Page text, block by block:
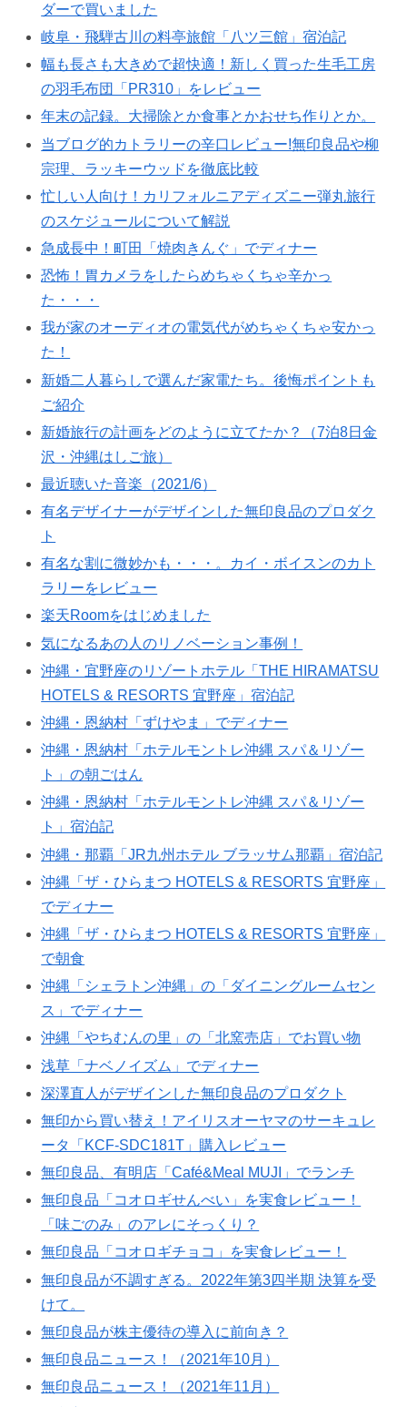
ダーで買いました
岐阜・飛騨古川の料亭旅館「八ツ三館」宿泊記
幅も長さも大きめで超快適！新しく買った生毛工房
の羽毛布団「PR310」をレビュー
年末の記録。大掃除とか食事とかおせち作りとか。
当ブログ的カトラリーの辛口レビュー!無印良品や柳
宗理、ラッキーウッドを徹底比較
忙しい人向け！カリフォルニアディズニー弾丸旅行
のスケジュールについて解説
急成長中！町田「焼肉きんぐ」でディナー
恐怖！胃カメラをしたらめちゃくちゃ辛かっ
た・・・
我が家のオーディオの電気代がめちゃくちゃ安かっ
た！
新婚二人暮らしで選んだ家電たち。後悔ポイントも
ご紹介
新婚旅行の計画をどのように立てたか？（7泊8日金
沢・沖縄はしご旅）
最近聴いた音楽（2021/6）
有名デザイナーがデザインした無印良品のプロダク
ト
有名な割に微妙かも・・・。カイ・ボイスンのカト
ラリーをレビュー
楽天Roomをはじめました
気になるあの人のリノベーション事例！
沖縄・宜野座のリゾートホテル「THE HIRAMATSU
HOTELS & RESORTS 宜野座」宿泊記
沖縄・恩納村「ずけやま」でディナー
沖縄・恩納村「ホテルモントレ沖縄 スパ＆リゾー
ト」の朝ごはん
沖縄・恩納村「ホテルモントレ沖縄 スパ＆リゾー
ト」宿泊記
沖縄・那覇「JR九州ホテル ブラッサム那覇」宿泊記
沖縄「ザ・ひらまつ HOTELS & RESORTS 宜野座」
でディナー
沖縄「ザ・ひらまつ HOTELS & RESORTS 宜野座」
で朝食
沖縄「シェラトン沖縄」の「ダイニングルームセン
ス」でディナー
沖縄「やちむんの里」の「北窯売店」でお買い物
浅草「ナベノイズム」でディナー
深澤直人がデザインした無印良品のプロダクト
無印から買い替え！アイリスオーヤマのサーキュレ
ータ「KCF-SDC181T」購入レビュー
無印良品、有明店「Café&Meal MUJI」でランチ
無印良品「コオロギせんべい」を実食レビュー！
「味ごのみ」のアレにそっくり？
無印良品「コオロギチョコ」を実食レビュー！
無印良品が不調すぎる。2022年第3四半期 決算を受
けて。
無印良品が株主優待の導入に前向き？
無印良品ニュース！（2021年10月）
無印良品ニュース！（2021年11月）